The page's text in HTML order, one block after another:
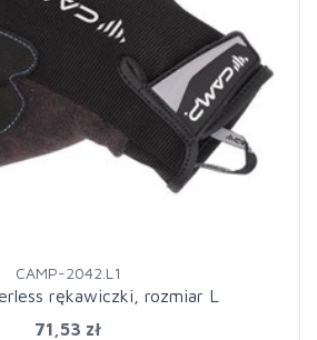
CAMP-2042.L1
rękawiczki, rozmiar L
71,53 zł